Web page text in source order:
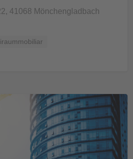
41068 Mönchengladbach